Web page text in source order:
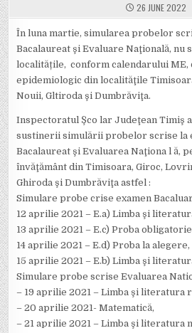
26 JUNE 2022
În luna martie, simularea probelor
Bacalaureat şi Evaluare Naţională, nu
localitățile, conform calendarului ME,
epidemiologic din localităţile
Nouii, Gltiroda şi Dumbrăviţa.
Inspectoratul Şco lar Judeţean Timiş
sustinerii simulării probelor scrise la
Bacalaureat şi Evaluarea Naţiona l ă,
învăţământ din Timisoara, Giroc,
Ghiroda şi Dumbrăviţa astfel :
Simulare probe crise examen
12 aprilie 2021 – E.a) Limba şi
13 aprilie 2021 – E.c) Proba
14 aprilie 2021 – E.d) Proba la alegere,
15 aprilie 2021 – E.b) Limba şi
Simulare probe scrise Evaluarea
– 19 aprilie 2021 – Limba şi literatura
– 20 aprilie 2021- Matematică,
– 21 aprilie 2021 – Limba şi literatura